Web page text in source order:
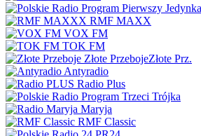
Jedynka
RMF MAXX
VOX FM
TOK FM
Złote PrzebojeZłote Prz.
Antyradio
Radio Plus
Trójka
Maryja
RMF Classic